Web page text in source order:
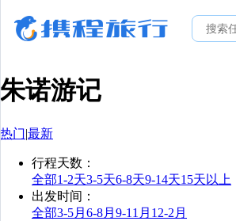
朱诺游记
热门|最新
行程天数 ：
全部1-2天3-5天6-8天9-14天15天以上
出发时间 ：
全部3-5月 6-8月 9-11月 12-2月